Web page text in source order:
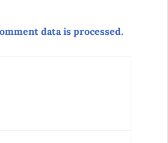
data is processed.